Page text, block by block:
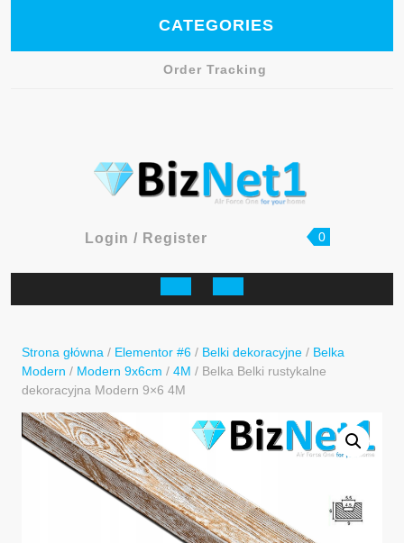
CATEGORIES
Order Tracking
Login / RegisterLogin
Register
shopping
0
Open
Strona główna / Elementor #6 / Belki dekoracyjne / Belka
Modern / Modern 9x6cm / 4M / Belka Belki rustykalne
dekoracyjna Modern 9×6 4M